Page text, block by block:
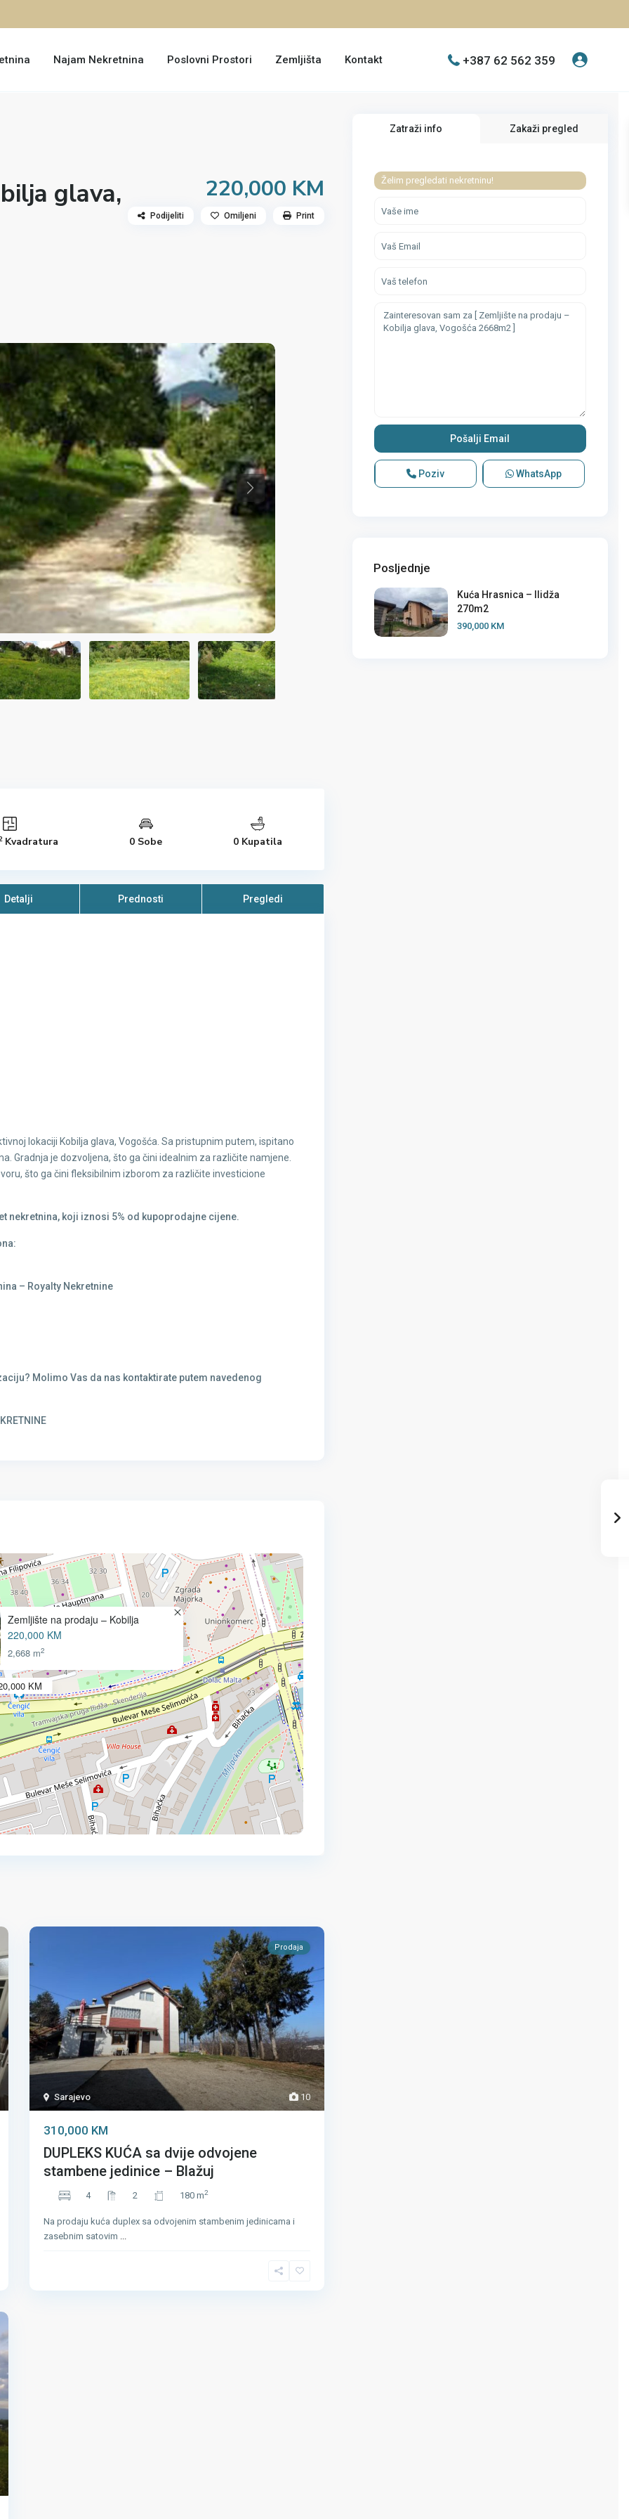
Najam Nekretnina Poslovni Prostori Zemljišta Kontakt +387 62 562 359
glava, 220,000 KM
Podijeliti Omiljeni Print
Kvadratura 0 Sobe 0 Kupatila
Detalji Prednosti Pregledi
lokaciji Kobilja glava, Vogošća. Sa pristupnim putem, ispitano
Gradnja je dozvoljena, što ga čini idealnim za različite namjene.
što ga čini fleksibilnim izborom za različite investicione
nekretnina, koji iznosi 5% od kupoprodajne cijene.
– Royalty Nekretnine
Molimo Vas da nas kontaktirate putem navedenog
KM
Zemljište na prodaju – Kobilja
220,000 KM
2,668 m2
10
Sarajevo
Prodaja
310,000 KM
DUPLEKS KUĆA sa dvije odvojene
stambene jedinice – Blažuj
4 2 180 m2
Na prodaju kuća duplex sa odvojenim stambenim jedinicama i
zasebnim satovim ...
Zatraži info Zakaži pregled
Želim pregledati nekretninu!
Poziv WhatsApp
Posljednje
Kuća Hrasnica – Ilidža
270m2
390,000 KM